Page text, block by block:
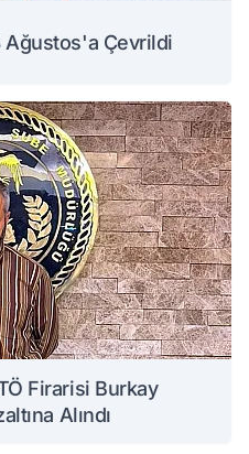
Ağustos'a Çevrildi
Firarisi Burkay
Alındı